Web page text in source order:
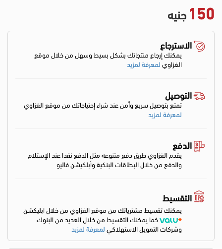
150 جنيه
الاسترجاع
يمكنك إرجاع منتجاتك بشكل بسيط وسهل من خلال موقع
الغزاويلمعرفة لمزيد
التوصيل
تمتع بتوصيل سريع وأمن عند شراء إحتياجاتك من موقع الغزاوي
لمعرفة لمزيد
الدفع
يقدم الغزاوي طرق دفع متنوعه مثل الدفع نقدا عند الإستلام
والدفع من خلال البطاقات البنكية وأبلكيشن فاليو
التقسيط
يمكنك تقسيط مشترياتك من موقع الغزاوي من خلال ابليكشن
كما يمكنك التقسيط من خلال العديد من البنوك
وشركات التمويل الاستهلاكيلمعرفة لمزيد